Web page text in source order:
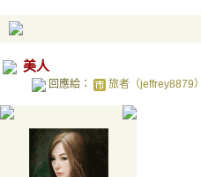
美人
回應給： 旅者（jeffrey8879）